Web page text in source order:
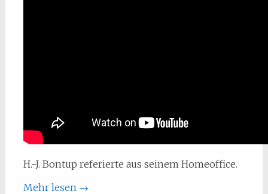
H.-J. Bontup referierte aus seinem Homeoffice.
Mehr lesen →